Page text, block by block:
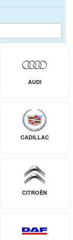
AUDI
CADILLAC
CITROËN